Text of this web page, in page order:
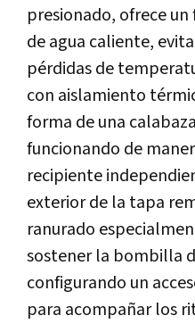
presionado, ofrece
de agua caliente,
pérdidas de
con aislamiento
forma de una
funcionando de
recipiente
exterior de la tapa
ranurado
sostener la bombilla
configurando un
para acompañar los